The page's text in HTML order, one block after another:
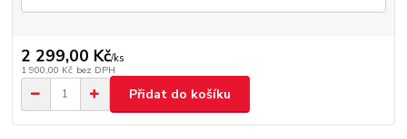
2 299,00 Kč/ks
1 900,00 Kč bez DPH
Přidat do košíku